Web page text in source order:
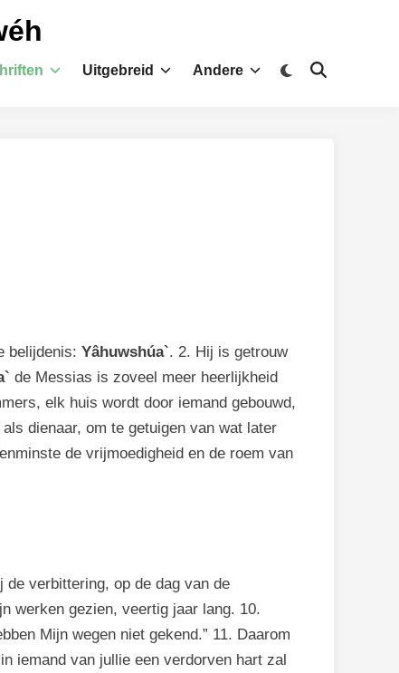
Uitgebreid Andere
Overschakelen
Zoeken
belijdenis: Yâhuwshúa`. 2. Hij is getrouw
de Messias is zoveel meer heerlijkheid
elk huis wordt door iemand gebouwd,
dienaar, om te getuigen van wat later
de vrijmoedigheid en de roem van
verbittering, op de dag van de
werken gezien, veertig jaar lang. 10.
Mijn wegen niet gekend.” 11. Daarom
iemand van jullie een verdorven hart zal